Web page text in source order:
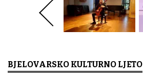
BJELOVARSKO KULTURNO LJETO